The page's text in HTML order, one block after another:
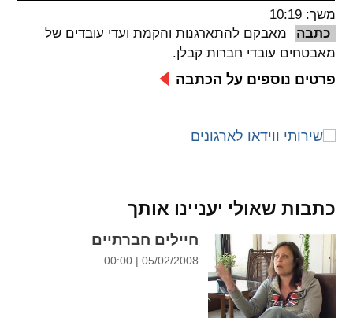
spellcheck
גופן קריא
brightness_high
קישורים
format_underlined
קו תחתי לקישורים
font_download
סימון קישורים
cached
משך: 10:19
כתבה
מאבקם להתארגנות והקמת ועדי עובדים של
מאבטחים עובדי חברות קבלן.
פרטים נוספים על הכתבה
כתבות שאולי יעניינו אותך
חיילים חברתיים
05/02/2008 | 00:00